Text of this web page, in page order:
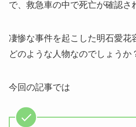
で、救急車の中で死亡が確認さ
凄惨な事件を起こした明石愛花
どのような人物なのでしょうか
今回の記事では